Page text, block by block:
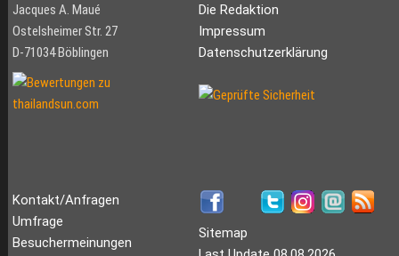
Jacques A. Maué
Ostelsheimer Str. 27
D-71034 Böblingen
Die Redaktion
Impressum
Datenschutzerklärung
Kontakt/Anfragen
Umfrage
Besuchermeinungen
Sitemap